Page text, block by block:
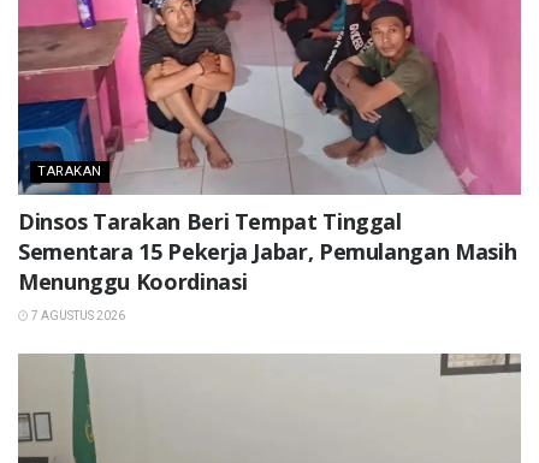
TARAKAN
Dinsos Tarakan Beri Tempat Tinggal
Sementara 15 Pekerja Jabar, Pemulangan Masih
Menunggu Koordinasi
7 AGUSTUS 2026